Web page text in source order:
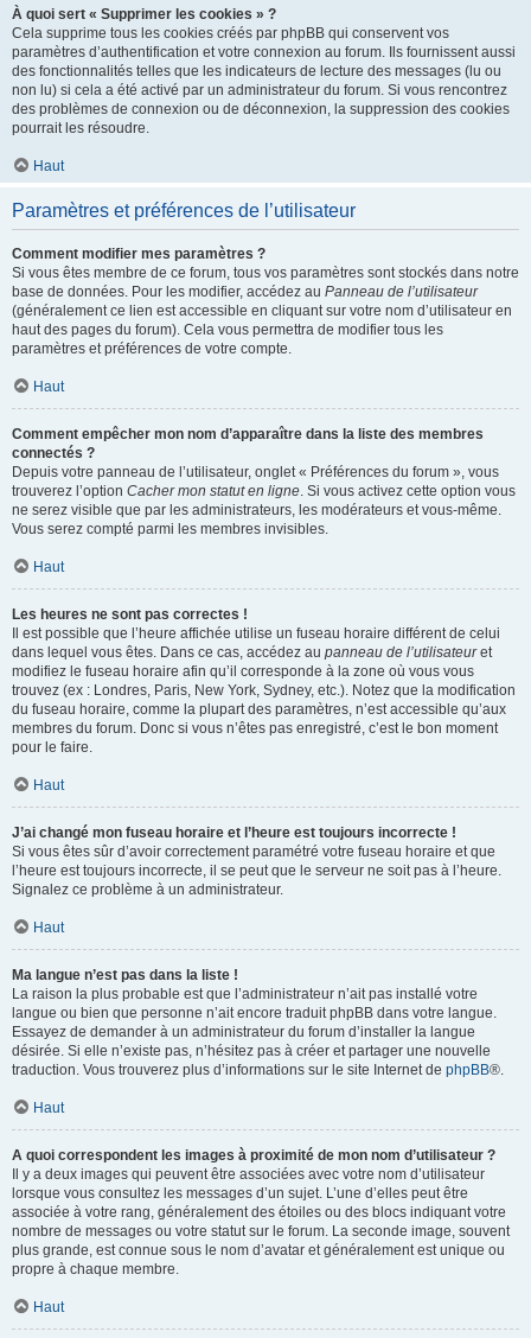
À quoi sert « Supprimer les cookies » ?
Cela supprime tous les cookies créés par phpBB qui conservent vos
paramètres d’authentification et votre connexion au forum. Ils fournissent aussi
des fonctionnalités telles que les indicateurs de lecture des messages (lu ou
non lu) si cela a été activé par un administrateur du forum. Si vous rencontrez
des problèmes de connexion ou de déconnexion, la suppression des cookies
pourrait les résoudre.
Haut
Paramètres et préférences de l’utilisateur
Comment modifier mes paramètres ?
Si vous êtes membre de ce forum, tous vos paramètres sont stockés dans notre
base de données. Pour les modifier, accédez au Panneau de l’utilisateur
(généralement ce lien est accessible en cliquant sur votre nom d’utilisateur en
haut des pages du forum). Cela vous permettra de modifier tous les
paramètres et préférences de votre compte.
Haut
Comment empêcher mon nom d’apparaître dans la liste des membres
connectés ?
Depuis votre panneau de l’utilisateur, onglet « Préférences du forum », vous
trouverez l’option Cacher mon statut en ligne. Si vous activez cette option vous
ne serez visible que par les administrateurs, les modérateurs et vous-même.
Vous serez compté parmi les membres invisibles.
Haut
Les heures ne sont pas correctes !
Il est possible que l’heure affichée utilise un fuseau horaire différent de celui
dans lequel vous êtes. Dans ce cas, accédez au panneau de l’utilisateuret
modifiez le fuseau horaire afin qu’il corresponde à la zone où vous vous
trouvez (ex : Londres, Paris, New York, Sydney, etc.). Notez que la modification
du fuseau horaire, comme la plupart des paramètres, n’est accessible qu’aux
membres du forum. Donc si vous n’êtes pas enregistré, c’est le bon moment
pour le faire.
Haut
J’ai changé mon fuseau horaire et l’heure est toujours incorrecte !
Si vous êtes sûr d’avoir correctement paramétré votre fuseau horaire et que
l’heure est toujours incorrecte, il se peut que le serveur ne soit pas à l’heure.
Signalez ce problème à un administrateur.
Haut
Ma langue n’est pas dans la liste !
La raison la plus probable est que l’administrateur n’ait pas installé votre
langue ou bien que personne n’ait encore traduit phpBB dans votre langue.
Essayez de demander à un administrateur du forum d’installer la langue
désirée. Si elle n’existe pas, n’hésitez pas à créer et partager une nouvelle
traduction. Vous trouverez plus d’informations sur le site Internet de phpBB®.
Haut
A quoi correspondent les images à proximité de mon nom d’utilisateur ?
Il y a deux images qui peuvent être associées avec votre nom d’utilisateur
lorsque vous consultez les messages d’un sujet. L’une d’elles peut être
associée à votre rang, généralement des étoiles ou des blocs indiquant votre
nombre de messages ou votre statut sur le forum. La seconde image, souvent
plus grande, est connue sous le nom d’avatar et généralement est unique ou
propre à chaque membre.
Haut